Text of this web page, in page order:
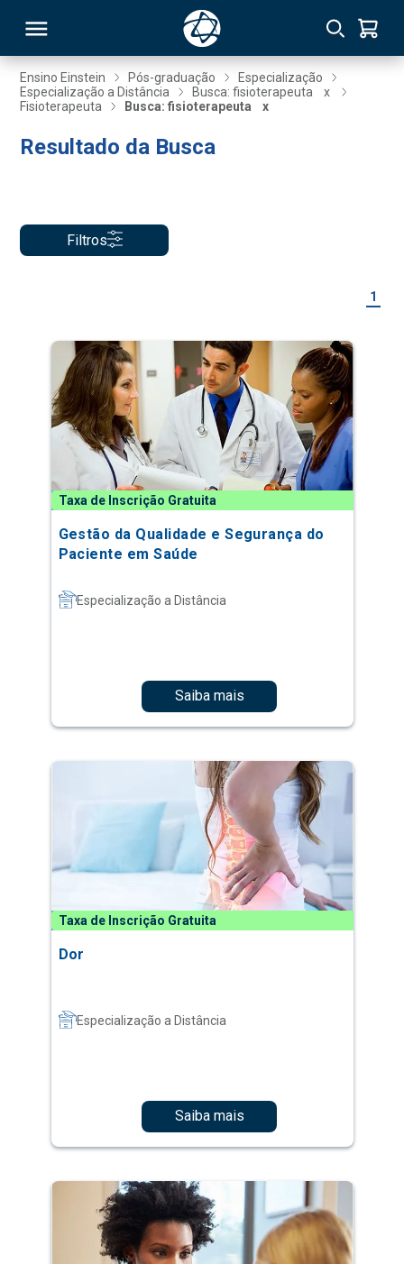
Ensino Einstein Pós-graduação
Especialização
Especialização a Distância
Busca: fisioterapeuta
x
Fisioterapeuta
Busca: fisioterapeuta x
Resultado da Busca
Filtros
1
Taxa de Inscrição Gratuita
Gestão da Qualidade e Segurança do
Paciente em Saúde
Especialização a Distância
Saiba mais
Taxa de Inscrição Gratuita
Dor
Especialização a Distância
Saiba mais